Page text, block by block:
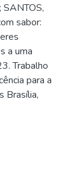
sabor:
a uma
Trabalho
para a
Brasília,